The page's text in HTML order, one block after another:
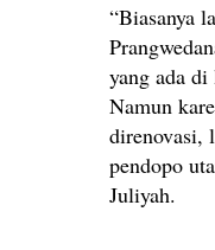
“Biasanya
yang ada
Namun
direnovasi,
pendopo
Juliyah.